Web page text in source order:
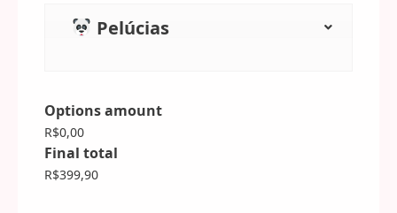
Pelúcias
Options amount
R$0,00
Final total
R$399,90